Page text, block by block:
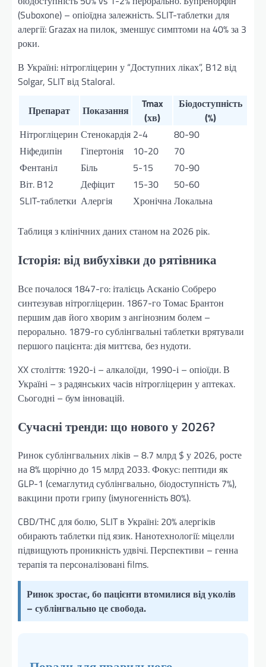
(Suboxone) – опіоїдна залежність. SLIT-таблетки для
алергії: Grazax на пилок, зменшує симптоми на 40% за 3
роки.
В Україні: нітрогліцерин у “Доступних ліках”, B12 від
Solgar, SLIT від Staloral.
Препарат Показання
Tmax
(хв)
Біодоступність
(%)
Нітрогліцерин Стенокардія 2-4
80-90
Ніфедипін
Гіпертонія 10-20
70
Фентаніл
Біль 5-15
70-90
Віт. B12
Дефіцит 15-30
50-60
SLIT-таблетки Алергія ХронічнаЛокальна
Таблиця з клінічних даних станом на 2026 рік.
Історія: від вибухівки до рятівника
Все почалося 1847-го: італієць Асканіо Собреро
синтезував нітрогліцерин. 1867-го Томас Брантон
першим дав його хворим з ангінозним болем –
перорально. 1879-го сублінгвальні таблетки врятували
першого пацієнта: дія миттєва, без нудоти.
XX століття: 1920-і – алкалоїди, 1990-і – опіоїди. В
Україні – з радянських часів нітрогліцерин у аптеках.
Сьогодні – бум інновацій.
Сучасні тренди: що нового у 2026?
Ринок сублінгвальних ліків – 8.7 млрд $ у 2026, росте
на 8% щорічно до 15 млрд 2033. Фокус: пептиди як
GLP-1 (семаглутид сублінгвально, біодоступність 7%),
вакцини проти грипу (імуногенність 80%).
CBD/THC для болю, SLIT в Україні: 20% алергіків
обирають таблетки під язик. Нанотехнології: міцелли
підвищують проникність удвічі. Перспективи – генна
терапія та персоналізовані films.
Ринок зростає, бо пацієнти втомилися від уколів
– сублінгвально це свобода.